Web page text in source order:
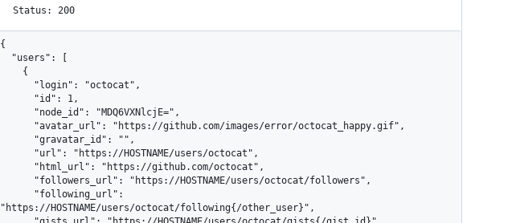
Status: 200
{
"https://HOSTNAME/users/octocat/following{/other_user}",